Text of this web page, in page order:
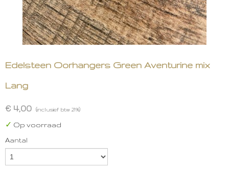
Edelsteen Oorhangers Green Aventurine mix
Lang
€ 4,00 (inclusief btw 21%)
✓ Op voorraad
Aantal